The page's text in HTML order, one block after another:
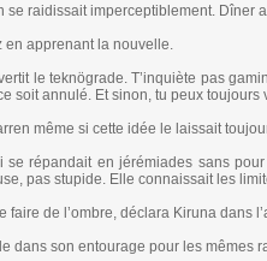
se raidissait imperceptiblement. Dîner
en apprenant la nouvelle.
le teknögrade. T’inquiète pas
soit annulé. Et sinon, tu peux toujours
même si cette idée le laissait
répandait en jérémiades sans
pas stupide. Elle connaissait les
de l’ombre, déclara Kiruna dans
dans son entourage pour les mêmes